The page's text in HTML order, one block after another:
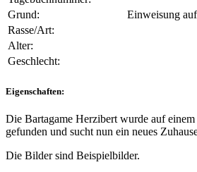
Grund:
Einweisung
Rasse/Art:
Alter:
Geschlecht:
Eigenschaften:
Die Bartagame Herzibert wurde auf
gefunden und sucht nun ein neues
Die Bilder sind Beispielbilder.